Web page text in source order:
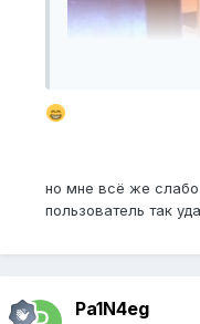
но мне всё же слабо
пользователь так
Pa1N4eg